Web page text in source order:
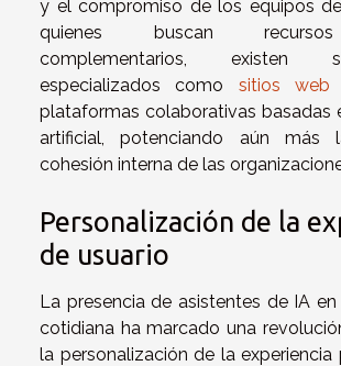
y el compromiso de los equipos
quienes buscan
complementarios, existen
especializados como sitios web
plataformas colaborativas basadas
artificial, potenciando aún más
cohesión interna de las
Personalización de la
de usuario
La presencia de asistentes de IA
cotidiana ha marcado una
la personalización de la experiencia